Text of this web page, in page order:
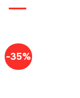
-35%